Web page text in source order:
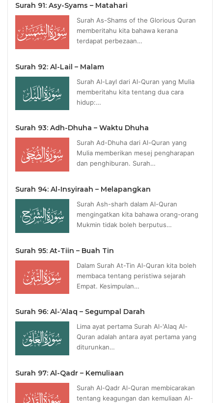
Surah 91: Asy-Syams – Matahari
Surah As-Shams of the Glorious Quran
memberitahu kita bahawa kerana
terdapat perbezaan…
Surah 92: Al-Lail – Malam
Surah Al-Layl dari Al-Quran yang Mulia
memberitahu kita tentang dua cara
hidup:…
Surah 93: Adh-Dhuha – Waktu Dhuha
Surah Ad-Dhuha dari Al-Quran yang
Mulia memberikan mesej pengharapan
dan penghiburan. Surah…
Surah 94: Al-Insyiraah – Melapangkan
Surah Ash-sharh dalam Al-Quran
mengingatkan kita bahawa orang-orang
Mukmin tidak boleh berputus…
Surah 95: At-Tiin – Buah Tin
Dalam Surah At-Tin Al-Quran kita boleh
membaca tentang peristiwa sejarah
Empat. Kesimpulan…
Surah 96: Al-‘Alaq – Segumpal Darah
Lima ayat pertama Surah Al-'Alaq Al-
Quran adalah antara ayat pertama yang
diturunkan…
Surah 97: Al-Qadr – Kemuliaan
Surah Al-Qadr Al-Quran membicarakan
tentang keagungan dan kemuliaan Al-